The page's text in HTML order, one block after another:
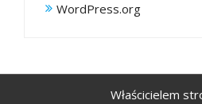
WordPress.org
Właścicielem